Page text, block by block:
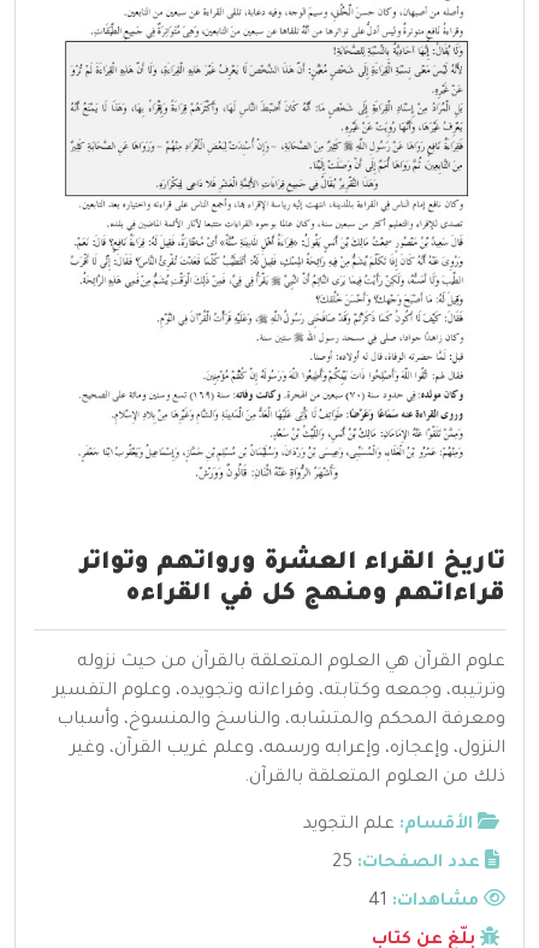
تاريخ القراء العشرة ورواتهم وتواتر
قراءاتهم ومنهج كل في القراءه
علوم القرآن هي العلوم المتعلقة بالقرآن من حيث نزوله
وترتيبه، وجمعه وكتابته، وقراءاته وتجويده، وعلوم التفسير
ومعرفة المحكم والمتشابه، والناسخ والمنسوخ، وأسباب
النزول، وإعجازه، وإعرابه ورسمه، وعلم غريب القرآن، وغير
ذلك من العلوم المتعلقة بالقرآن.
الأقسام: علم التجويد
عدد الصفحات: 25
مشاهدات:
بلّغ عن كتاب